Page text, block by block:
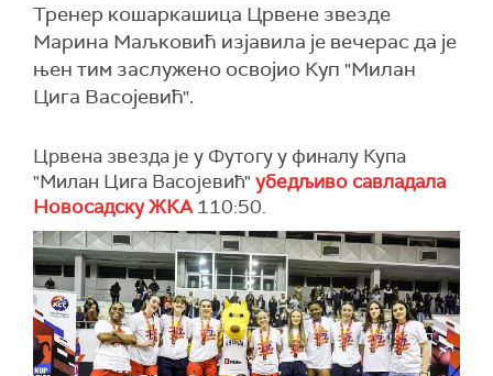
Тренер кошаркашица Црвене звезде
Марина Маљковић изјавила је вечерас да је
њен тим заслужено освојио Куп "Милан
Цига Васојевић".
Црвена звезда је у Футогу у финалу Купа
"Милан Цига Васојевић" убедљиво савладала
Новосадску ЖКА110:50.